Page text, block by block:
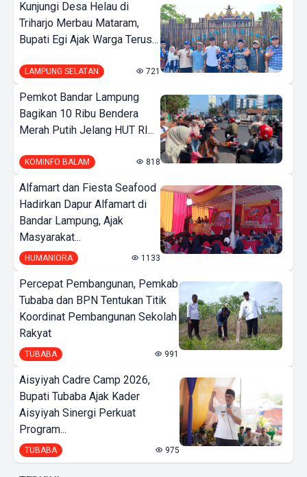
Kunjungi Desa Helau di
Triharjo Merbau Mataram,
Bupati Egi Ajak Warga Terus...
LAMPUNG SELATAN 721
Pemkot Bandar Lampung
Bagikan 10 Ribu Bendera
Merah Putih Jelang HUT RI...
KOMINFO BALAM 818
Alfamart dan Fiesta Seafood
Hadirkan Dapur Alfamart di
Bandar Lampung, Ajak
Masyarakat...
HUMANIORA 1133
Percepat Pembangunan, Pemkab
Tubaba dan BPN Tentukan Titik
Koordinat Pembangunan Sekolah
Rakyat
TUBABA 991
Aisyiyah Cadre Camp 2026,
Bupati Tubaba Ajak Kader
Aisyiyah Sinergi Perkuat
Program...
TUBABA 975